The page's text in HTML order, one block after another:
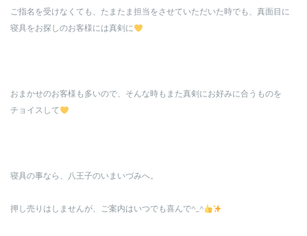
ご指名を受けなくても、たまたま担当をさせていただいた時でも、真面目に
寝具をお探しのお客様には真剣に
おまかせのお客様も多いので、そんな時もまた真剣にお好みに合うものを
チョイスして
寝具の事なら、八王子のいまいづみへ。
押し売りはしませんが、ご案内はいつでも喜んで^_^